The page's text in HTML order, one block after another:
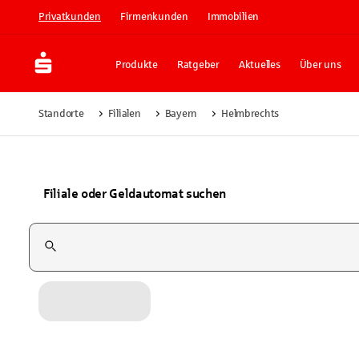
Privatkunden Firmenkunden Immobilien
Produkte Ratgeber Aktuelles Über uns
Standorte Filialen Bayern Helmbrechts
Filiale oder Geldautomat suchen
Suchfeld